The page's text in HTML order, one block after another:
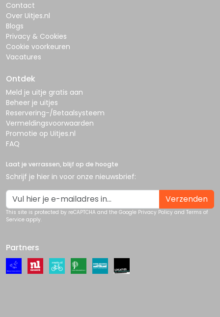
Contact
Over Uitjes.nl
Blogs
Privacy & Cookies
Cookie voorkeuren
Vacatures
Ontdek
Meld je uitje gratis aan
Beheer je uitjes
Reservering-/Betaalsysteem
Vermeldingsvoorwaarden
Promotie op Uitjes.nl
FAQ
Laat je verrassen, blijf op de hoogte
Schrijf je hier in voor onze nieuwsbrief:
Verzenden
This site is protected by reCAPTCHA and the Google Privacy Policy and Terms of
Service apply.
Partners